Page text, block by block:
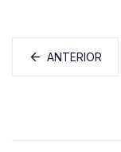
ANTERIOR